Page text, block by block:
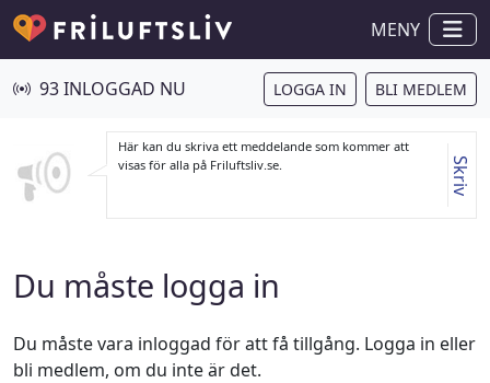
MENY
93 INLOGGAD NU LOGGA IN BLI MEDLEM
Här kan du skriva ett meddelande som kommer att
visas för alla på Friluftsliv.se.
Skriv
Du måste logga in
Du måste vara inloggad för att få tillgång. Logga in eller
bli medlem, om du inte är det.